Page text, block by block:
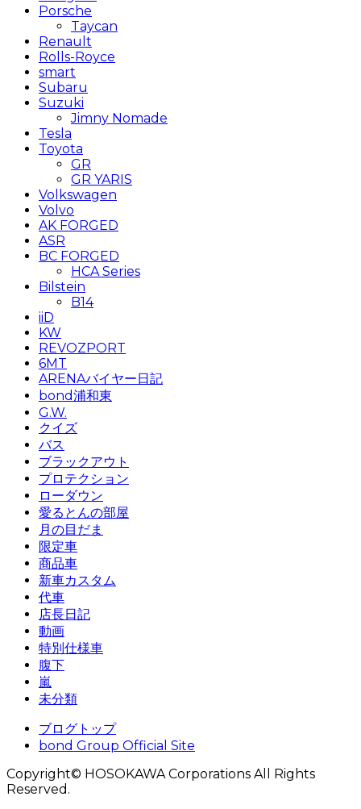
Porsche
Taycan
Renault
Rolls-Royce
smart
Subaru
Suzuki
Jimny Nomade
Tesla
Toyota
GR
GR YARIS
Volkswagen
Volvo
AK FORGED
ASR
BC FORGED
HCA Series
Bilstein
B14
iiD
KW
REVOZPORT
6MT
ARENAバイヤー日記
bond浦和東
G.W.
クイズ
バス
ブラックアウト
プロテクション
ローダウン
愛るとんの部屋
月の目だま
限定車
商品車
新車カスタム
代車
店長日記
動画
特別仕様車
腹下
嵐
未分類
ブログトップ
bond Group Official Site
Copyright© HOSOKAWA Corporations All Rights
Reserved.